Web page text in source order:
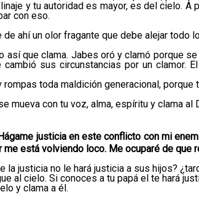
y tu autoridad es mayor, es del cielo.
con eso.
ahí un olor fragante que debe alejar todo
que clama. Jabes oró y clamó porque
sus circunstancias por un
toda maldición generacional,
mueva con tu voz, alma, espíritu y clama
justicia en este conflicto con mi
me está volviendo loco. Me ocuparé de que
justicia no le hará justicia a sus hijos?
al cielo. Si conoces a tu papá el te hará
y clama a él.